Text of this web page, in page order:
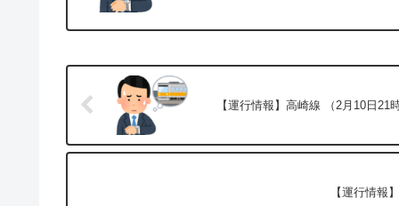
【運行情報】高崎線 （2月10日21
【運行情報